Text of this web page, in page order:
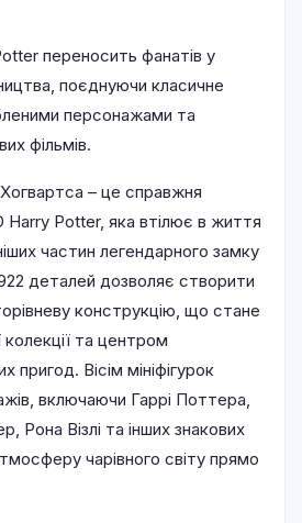
переносить фанатів у
поєднуючи класичне
персонажами та
фільмів.
– це справжня
Harry Potter, яка втілює в життя
частин легендарного замку
922 деталей дозволяє створити
конструкцію, що стане
та центром
пригод. Вісім мініфігурок
включаючи Гаррі Поттера,
Рона Візлі та інших знакових
чарівного світу прямо